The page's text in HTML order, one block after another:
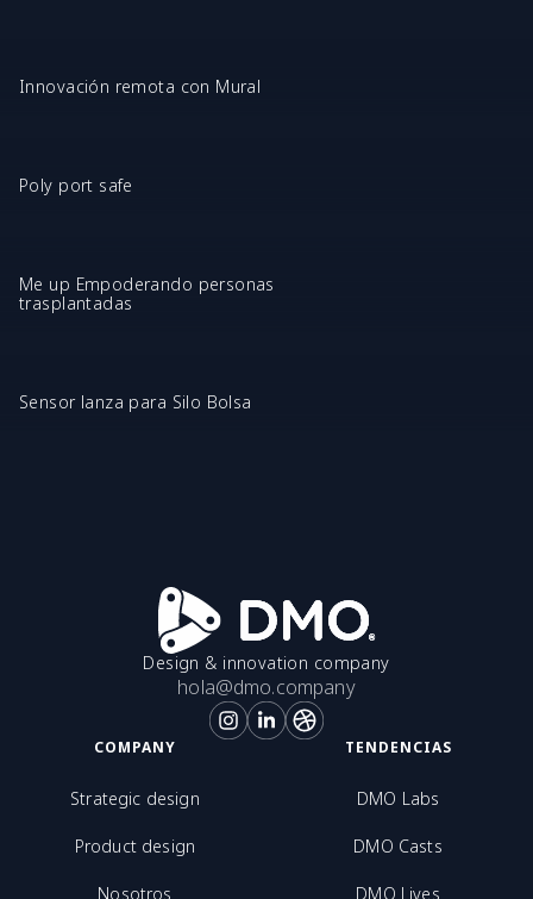
Innovación remota con Mural
Poly port safe
Me up Empoderando personas
trasplantadas
Sensor lanza para Silo Bolsa
Design & innovation company
hola@dmo.company
COMPANY
Strategic design
Product design
Nosotros
TENDENCIAS
DMO Labs
DMO Casts
DMO Lives